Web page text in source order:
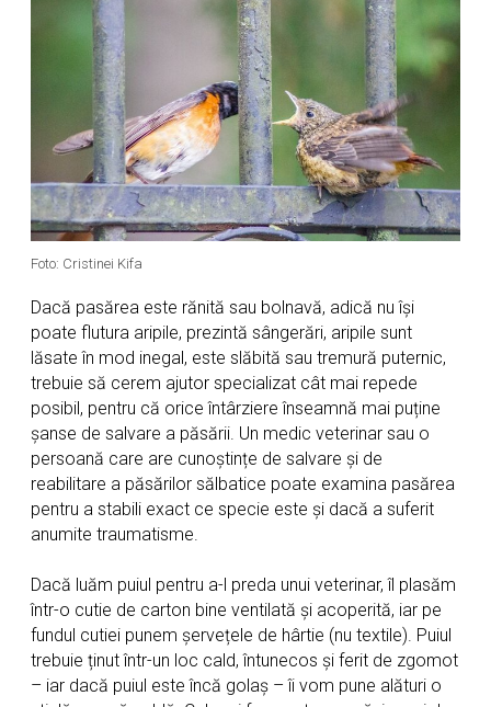
Foto: Cristinei Kifa
Dacă pasărea este rănită sau bolnavă, adică nu își
poate flutura aripile, prezintă sângerări, aripile sunt
lăsate în mod inegal, este slăbită sau tremură puternic,
trebuie să cerem ajutor specializat cât mai repede
posibil, pentru că orice întârziere înseamnă mai puține
șanse de salvare a păsării. Un medic veterinar sau o
persoană care are cunoștințe de salvare și de
reabilitare a păsărilor sălbatice poate examina pasărea
pentru a stabili exact ce specie este și dacă a suferit
anumite traumatisme.
Dacă luăm puiul pentru a-l preda unui veterinar, îl plasăm
într-o cutie de carton bine ventilată și acoperită, iar pe
fundul cutiei punem șervețele de hârtie (nu textile). Puiul
trebuie ținut într-un loc cald, întunecos și ferit de zgomot
– iar dacă puiul este încă golaș – îi vom pune alături o